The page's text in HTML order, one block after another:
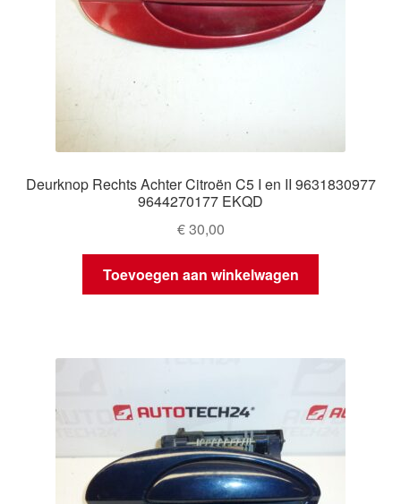
Deurknop Rechts Achter Citroën C5 I en II 9631830977
9644270177 EKQD
€30,00
Toevoegen aan winkelwagen